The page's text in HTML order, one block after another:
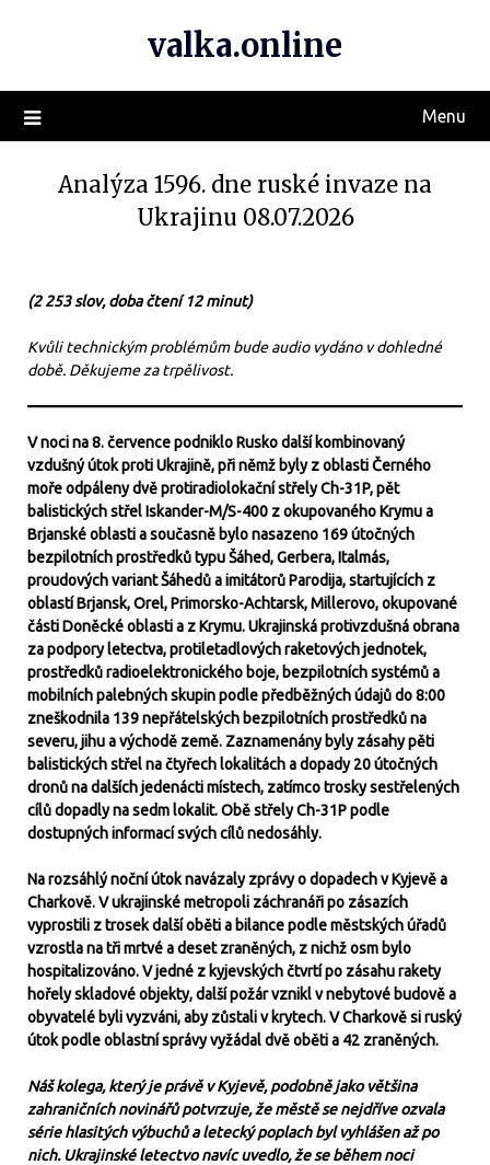
valka.online
Menu
Analýza 1596. dne ruské invaze na
Ukrajinu 08.07.2026
(2 253 slov, doba čtení 12 minut)
Kvůli technickým problémům bude audio vydáno v dohledné
době. Děkujeme za trpělivost.
V noci na 8. července podniklo Rusko další kombinovaný
vzdušný útok proti Ukrajině, při němž byly z oblasti Černého
moře odpáleny dvě protiradiolokační střely Ch-31P, pět
balistických střel Iskander-M/S-400 z okupovaného Krymu a
Brjanské oblasti a současně bylo nasazeno 169 útočných
bezpilotních prostředků typu Šáhed, Gerbera, Italmás,
proudových variant Šáhedů a imitátorů Parodija, startujících z
oblastí Brjansk, Orel, Primorsko-Achtarsk, Millerovo, okupované
části Doněcké oblasti a z Krymu. Ukrajinská protivzdušná obrana
za podpory letectva, protiletadlových raketových jednotek,
prostředků radioelektronického boje, bezpilotních systémů a
mobilních palebných skupin podle předběžných údajů do 8:00
zneškodnila 139 nepřátelských bezpilotních prostředků na
severu, jihu a východě země. Zaznamenány byly zásahy pěti
balistických střel na čtyřech lokalitách a dopady 20 útočných
dronů na dalších jedenácti místech, zatímco trosky sestřelených
cílů dopadly na sedm lokalit. Obě střely Ch-31P podle
dostupných informací svých cílů nedosáhly.
Na rozsáhlý noční útok navázaly zprávy o dopadech v Kyjevě a
Charkově. V ukrajinské metropoli záchranáři po zásazích
vyprostili z trosek další oběti a bilance podle městských úřadů
vzrostla na tři mrtvé a deset zraněných, z nichž osm bylo
hospitalizováno. V jedné z kyjevských čtvrtí po zásahu rakety
hořely skladové objekty, další požár vznikl v nebytové budově a
obyvatelé byli vyzváni, aby zůstali v krytech. V Charkově si ruský
útok podle oblastní správy vyžádal dvě oběti a 42 zraněných.
Náš kolega, který je právě v Kyjevě, podobně jako většina
zahraničních novinářů potvrzuje, že městě se nejdříve ozvala
série hlasitých výbuchů a letecký poplach byl vyhlášen až po
nich. Ukrajinské letectvo navíc uvedlo, že se během noci